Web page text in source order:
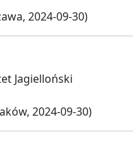
2024-09-30)
Jagielloński
2024-09-30)